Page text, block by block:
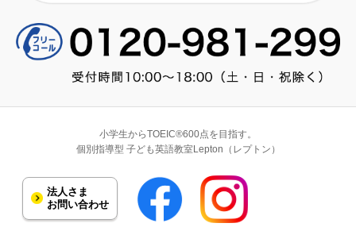
小学生からTOEIC®600点を目指す。
個別指導型 子ども英語教室Lepton（レプトン）
法人さま
お問い合わせ